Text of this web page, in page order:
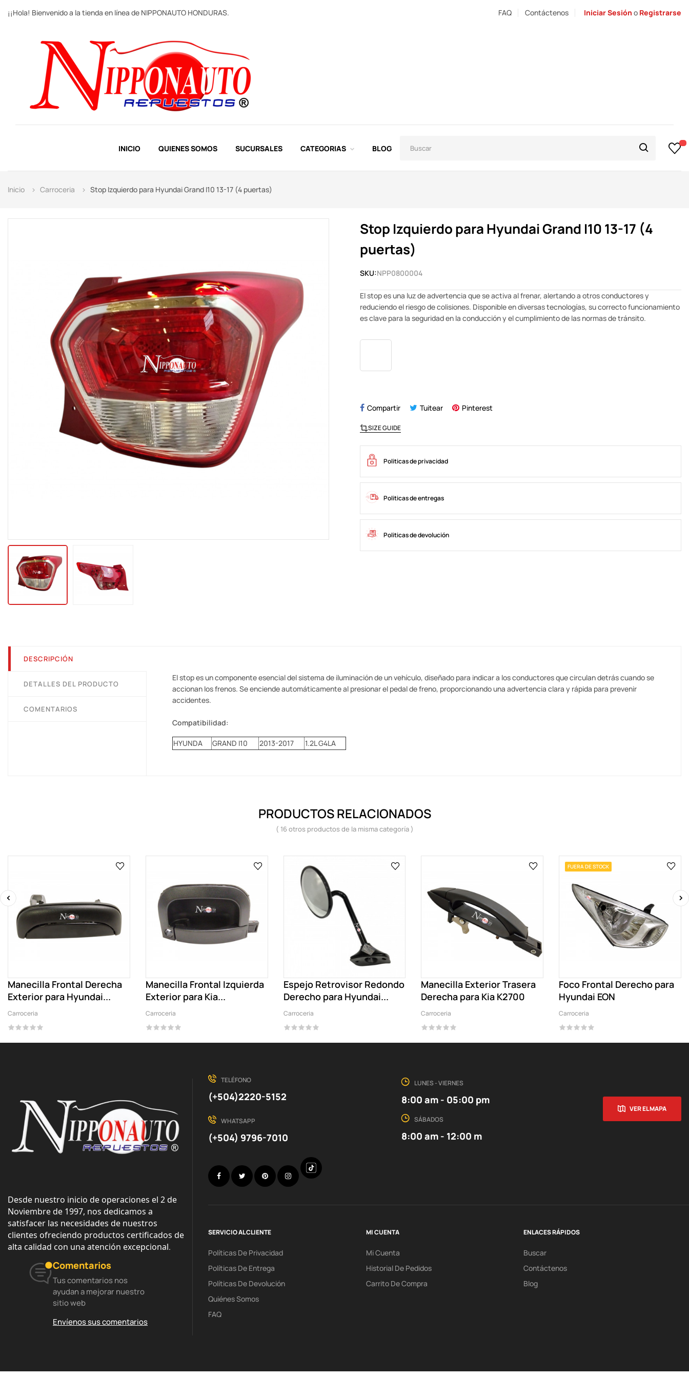
¡¡Hola! Bienvenido a la tienda en línea de NIPPONAUTO HONDURAS. FAQ Contáctenos Iniciar Sesión o Registrarse
INICIO QUIENES SOMOS SUCURSALES CATEGORIAS BLOG
Inicio Carroceria Stop Izquierdo para Hyundai Grand I10 13-17 (4 puertas)
Stop Izquierdo para Hyundai Grand I10 13-17 (4
puertas)
SKU:NPP0800004
El stop es una luz de advertencia que se activa al frenar, alertando a otros conductores y
reduciendo el riesgo de colisiones. Disponible en diversas tecnologías, su correcto funcionamiento
es clave para la seguridad en la conducción y el cumplimiento de las normas de tránsito.
Compartir Tuitear Pinterest
SIZE GUIDE
Politicas de privacidad
Politicas de entregas
Politicas de devolución
DESCRIPCIÓN
DETALLES DEL PRODUCTO
COMENTARIOS
El stop es un componente esencial del sistema de iluminación de un vehículo, diseñado para indicar a los conductores que circulan detrás cuando se
accionan los frenos. Se enciende automáticamente al presionar el pedal de freno, proporcionando una advertencia clara y rápida para prevenir
accidentes.
Compatibilidad:
HYUNDA GRAND I10 2013-2017 1.2L G4LA
PRODUCTOS RELACIONADOS
( 16 otros productos de la misma categoría )
Manecilla Frontal Derecha
Exterior para Hyundai...
Carroceria
Manecilla Frontal Izquierda
Exterior para Kia...
Carroceria
Espejo Retrovisor Redondo
Derecho para Hyundai...
Carroceria
Manecilla Exterior Trasera
Derecha para Kia K2700
Carroceria
FUERA DE STOCK
Foco Frontal Derecho para
Hyundai EON
Carroceria
Desde nuestro inicio de operaciones el 2 de
Noviembre de 1997, nos dedicamos a
satisfacer las necesidades de nuestros
clientes ofreciendo productos certificados de
alta calidad con una atención excepcional.
Comentarios
Tus comentarios nos
ayudan a mejorar nuestro
sitio web
Envíenos sus comentarios
TELÉFONO
(+504)2220-5152
WHATSAPP
(+504) 9796-7010
LUNES - VIERNES
8:00 am - 05:00 pm
SÁBADOS
8:00 am - 12:00 m
VER EL MAPA
Facebook
TwitterPinterestInstagram
Discord
SERVICIO AL CLIENTE
Políticas De Privacidad
Políticas De Entrega
Políticas De Devolución
Quiénes Somos
FAQ
MI CUENTA
Mi Cuenta
Historial De Pedidos
Carrito De Compra
ENLACES RÁPIDOS
Buscar
Contáctenos
Blog